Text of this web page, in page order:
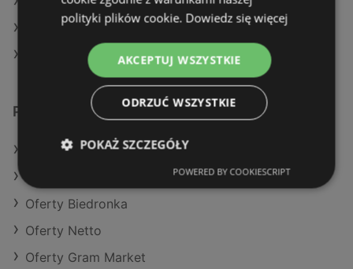
Aktualne gazetki SPAR
Aktualne gazetki Auchan
Podobne sklepy detaliczne
Oferty Action
Oferty Biedronka
Oferty Netto
Oferty Gram Market
polityki plików cookie. Dowiedz się więcej
AKCEPTUJ WSZYSTKIE
ODRZUĆ WSZYSTKIE
POKAŻ SZCZEGÓŁY
POWERED BY COOKIESCRIPT